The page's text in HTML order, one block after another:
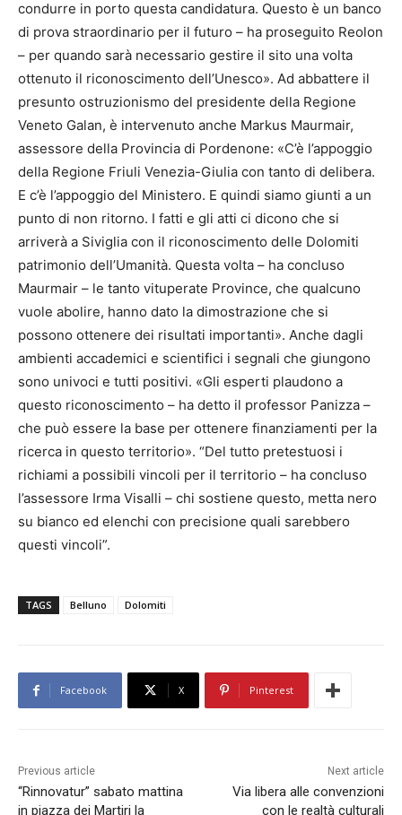
condurre in porto questa candidatura. Questo è un banco
di prova straordinario per il futuro – ha proseguito Reolon
– per quando sarà necessario gestire il sito una volta
ottenuto il riconoscimento dell’Unesco». Ad abbattere il
presunto ostruzionismo del presidente della Regione
Veneto Galan, è intervenuto anche Markus Maurmair,
assessore della Provincia di Pordenone: «C’è l’appoggio
della Regione Friuli Venezia-Giulia con tanto di delibera.
E c’è l’appoggio del Ministero. E quindi siamo giunti a un
punto di non ritorno. I fatti e gli atti ci dicono che si
arriverà a Siviglia con il riconoscimento delle Dolomiti
patrimonio dell’Umanità. Questa volta – ha concluso
Maurmair – le tanto vituperate Province, che qualcuno
vuole abolire, hanno dato la dimostrazione che si
possono ottenere dei risultati importanti». Anche dagli
ambienti accademici e scientifici i segnali che giungono
sono univoci e tutti positivi. «Gli esperti plaudono a
questo riconoscimento – ha detto il professor Panizza –
che può essere la base per ottenere finanziamenti per la
ricerca in questo territorio». “Del tutto pretestuosi i
richiami a possibili vincoli per il territorio – ha concluso
l’assessore Irma Visalli – chi sostiene questo, metta nero
su bianco ed elenchi con precisione quali sarebbero
questi vincoli”.
TAGS Belluno Dolomiti
Facebook X Pinterest
Previous article
“Rinnovatur” sabato mattina
in piazza dei Martiri la
Next article
Via libera alle convenzioni
con le realtà culturali